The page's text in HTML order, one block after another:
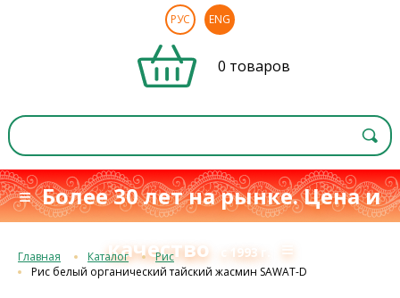
РУС ENG
0 товаров
≡ Более 30 лет на рынке. Цена и
качество
с 1993 г. ≡
Главная Каталог
Рис
Рис белый органический тайский жасмин SAWAT-D